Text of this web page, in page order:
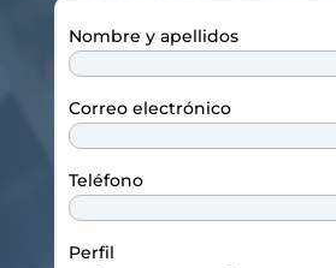
Nombre y apellidos
Correo electrónico
Teléfono
Perfil